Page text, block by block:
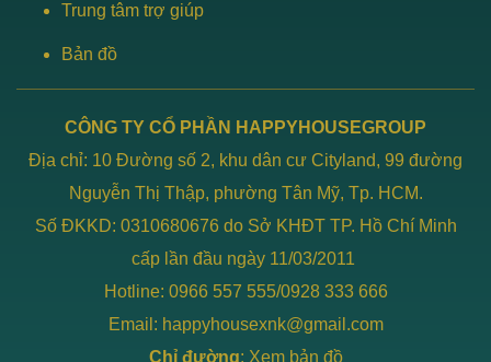
Trung tâm trợ giúp
Bản đồ
CÔNG TY CỔ PHẦN HAPPYHOUSEGROUP
Địa chỉ: 10 Đường số 2, khu dân cư Cityland, 99 đường
Nguyễn Thị Thập, phường Tân Mỹ, Tp. HCM.
Số ĐKKD: 0310680676 do Sở KHĐT TP. Hồ Chí Minh
cấp lần đầu ngày 11/03/2011
Hotline: 0966 557 555/0928 333 666
Email: happyhousexnk@gmail.com
Chỉ đường: Xem bản đồ